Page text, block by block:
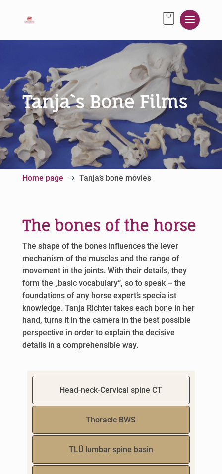
Tanja`s Bone Films
Home page $ Tanja’s bone movies
The bones of the horse
The shape of the bones influences the lever
mechanism of the muscles and the range of
movement in the joints. With their details, they
form the „basic vocabulary“, so to speak – the
foundations of any horse expert’s specialist
knowledge. Tanja Richter takes each bone in her
hand, turns it in the camera in the best possible
perspective in order to explain the decisive
details in a comprehensible way.
Head-neck-Cervical spine CT
Thoracic BWS
TLÜ lumbar spine basin